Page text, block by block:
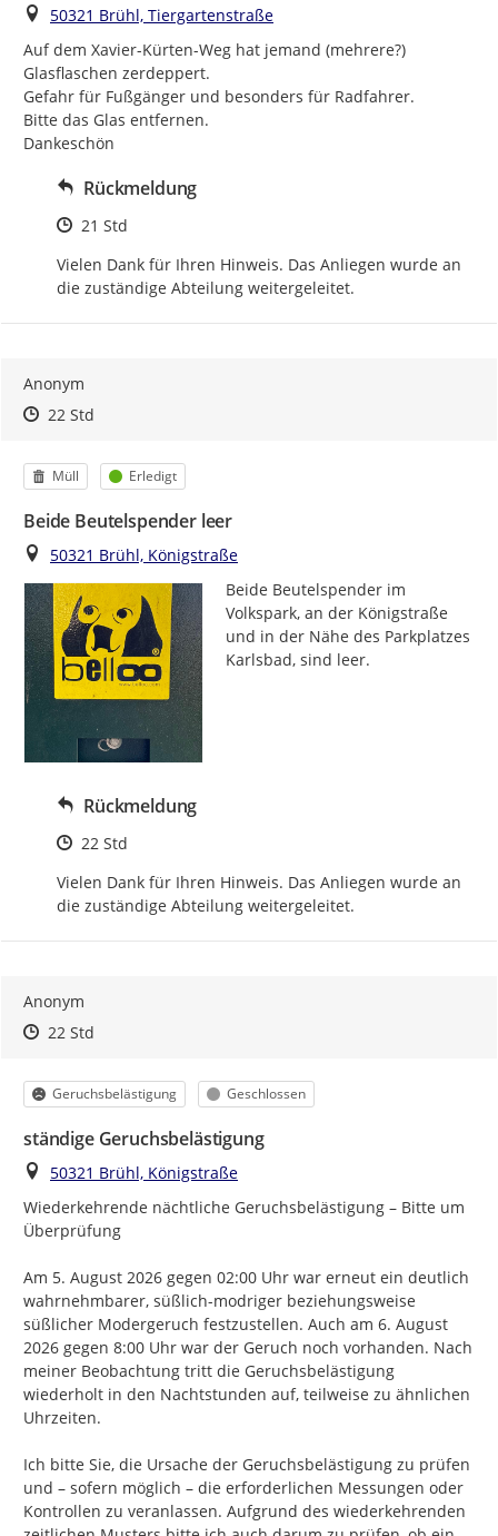
Ort
50321 Brühl, Tiergartenstraße
Auf dem Xavier-Kürten-Weg hat jemand (mehrere?)
Glasflaschen zerdeppert.
Gefahr für Fußgänger und besonders für Radfahrer.
Bitte das Glas entfernen.
Dankeschön
Rückmeldung
Zeitpunkt des Erstellens
21 Std
Vielen Dank für Ihren Hinweis. Das Anliegen wurde an
die zuständige Abteilung weitergeleitet.
Anonym
Zeitpunkt des Erstellens
Zeitpunkt des Erstellens
22 StdZur Äußerung
Kategorie
Müll Status
Erledigt
Beide Beutelspender leer
Ort
50321 Brühl, Königstraße
Beide Beutelspender im
Volkspark, an der Königstraße
und in der Nähe des Parkplatzes
Karlsbad, sind leer.
Rückmeldung
Zeitpunkt des Erstellens
22 Std
Vielen Dank für Ihren Hinweis. Das Anliegen wurde an
die zuständige Abteilung weitergeleitet.
Anonym
Zeitpunkt des Erstellens
Zeitpunkt des Erstellens
22 StdZur Äußerung
Kategorie
Geruchsbelästigung Status
Geschlossen
ständige Geruchsbelästigung
Ort
50321 Brühl, Königstraße
Wiederkehrende nächtliche Geruchsbelästigung – Bitte um
Überprüfung
Am 5. August 2026 gegen 02:00 Uhr war erneut ein deutlich
wahrnehmbarer, süßlich-modriger beziehungsweise
süßlicher Modergeruch festzustellen. Auch am 6. August
2026 gegen 8:00 Uhr war der Geruch noch vorhanden. Nach
meiner Beobachtung tritt die Geruchsbelästigung
wiederholt in den Nachtstunden auf, teilweise zu ähnlichen
Uhrzeiten.
Ich bitte Sie, die Ursache der Geruchsbelästigung zu prüfen
und – sofern möglich – die erforderlichen Messungen oder
Kontrollen zu veranlassen. Aufgrund des wiederkehrenden